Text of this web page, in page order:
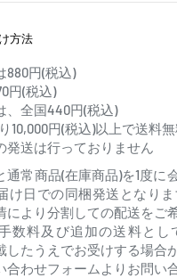
方法
880円(税込)
円(税込)
、全国440円(税込)
10,000円(税込)以上で送料
発送は行っておりません
通常商品(在庫商品)を1度に
け日での同梱発送となり
により分割しての配送をご
数料及び追加の送料とし
したうえでお受けする場合
合わせフォームよりお問い